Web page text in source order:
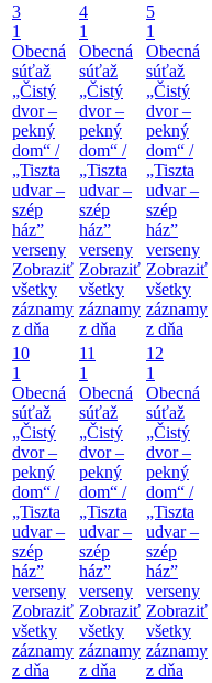
3
1
Obecná
súťaž
„Čistý
dvor –
pekný
dom“ /
„Tiszta
udvar –
szép
ház”
verseny
Zobraziť
všetky
záznamy
z dňa
4
1
Obecná
súťaž
„Čistý
dvor –
pekný
dom“ /
„Tiszta
udvar –
szép
ház”
verseny
Zobraziť
všetky
záznamy
z dňa
5
1
Obecná
súťaž
„Čistý
dvor –
pekný
dom“ /
„Tiszta
udvar –
szép
ház”
verseny
Zobraziť
všetky
záznamy
z dňa
10
1
Obecná
súťaž
„Čistý
dvor –
pekný
dom“ /
„Tiszta
udvar –
szép
ház”
verseny
Zobraziť
všetky
záznamy
z dňa
11
1
Obecná
súťaž
„Čistý
dvor –
pekný
dom“ /
„Tiszta
udvar –
szép
ház”
verseny
Zobraziť
všetky
záznamy
z dňa
12
1
Obecná
súťaž
„Čistý
dvor –
pekný
dom“ /
„Tiszta
udvar –
szép
ház”
verseny
Zobraziť
všetky
záznamy
z dňa